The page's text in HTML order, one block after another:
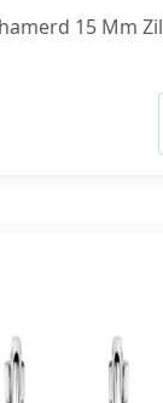
15 Mm